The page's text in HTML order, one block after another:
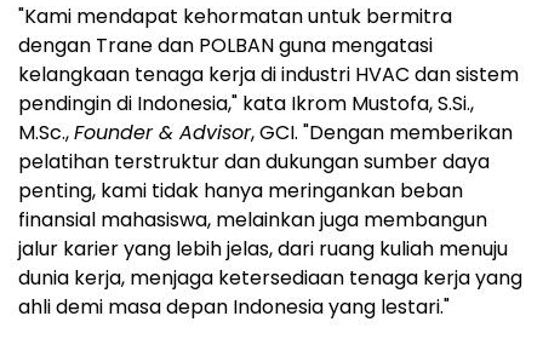
"Kami mendapat kehormatan untuk bermitra
dengan Trane dan POLBAN guna mengatasi
kelangkaan tenaga kerja di industri HVAC dan sistem
pendingin di Indonesia," kata Ikrom Mustofa, S.Si.,
M.Sc.,Founder & Advisor, GCI. "Dengan memberikan
pelatihan terstruktur dan dukungan sumber daya
penting, kami tidak hanya meringankan beban
finansial mahasiswa, melainkan juga membangun
jalur karier yang lebih jelas, dari ruang kuliah menuju
dunia kerja, menjaga ketersediaan tenaga kerja yang
ahli demi masa depan Indonesiayang lestari."